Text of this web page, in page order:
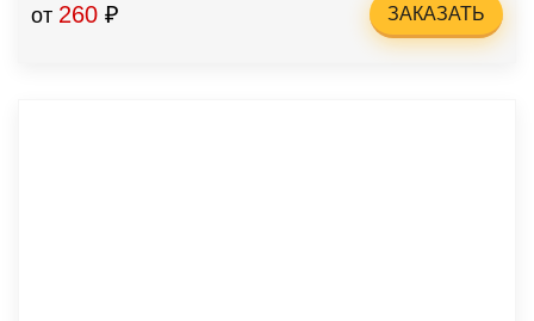
от 260 ₽ ЗАКАЗАТЬ